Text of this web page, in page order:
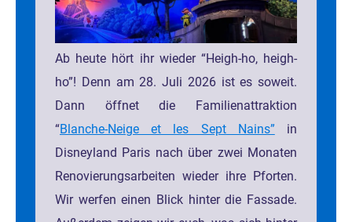
Ab heute hört ihr wieder “Heigh-ho, heigh-
ho”! Denn am 28. Juli 2026 ist es soweit.
Dann öffnet die Familienattraktion
“Blanche-Neige et les Sept Nains” in
Disneyland Paris nach über zwei Monaten
Renovierungsarbeiten wieder ihre Pforten.
Wir werfen einen Blick hinter die Fassade.